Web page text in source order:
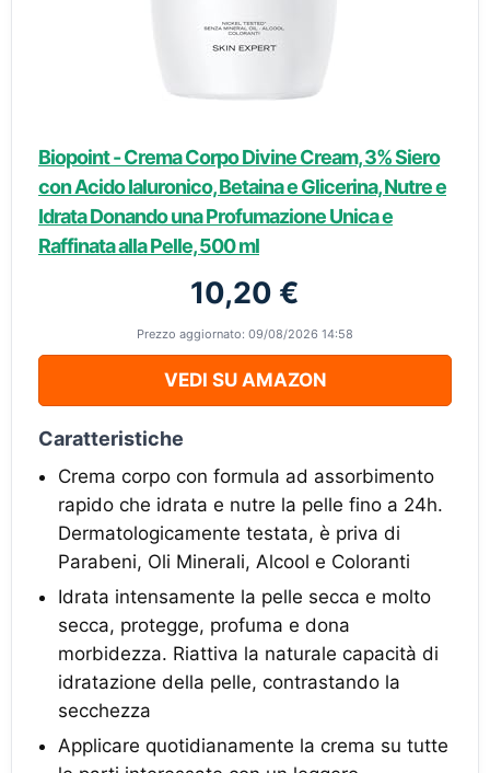
Biopoint - Crema Corpo Divine Cream, 3% Siero
con Acido Ialuronico, Betaina e Glicerina, Nutre e
Idrata Donando una Profumazione Unica e
Raffinata alla Pelle, 500 ml
10,20 €
Prezzo aggiornato: 09/08/2026 14:58
VEDI SU AMAZON
Caratteristiche
Crema corpo con formula ad assorbimento
rapido che idrata e nutre la pelle fino a 24h.
Dermatologicamente testata, è priva di
Parabeni, Oli Minerali, Alcool e Coloranti
Idrata intensamente la pelle secca e molto
secca, protegge, profuma e dona
morbidezza. Riattiva la naturale capacità di
idratazione della pelle, contrastando la
secchezza
Applicare quotidianamente la crema su tutte